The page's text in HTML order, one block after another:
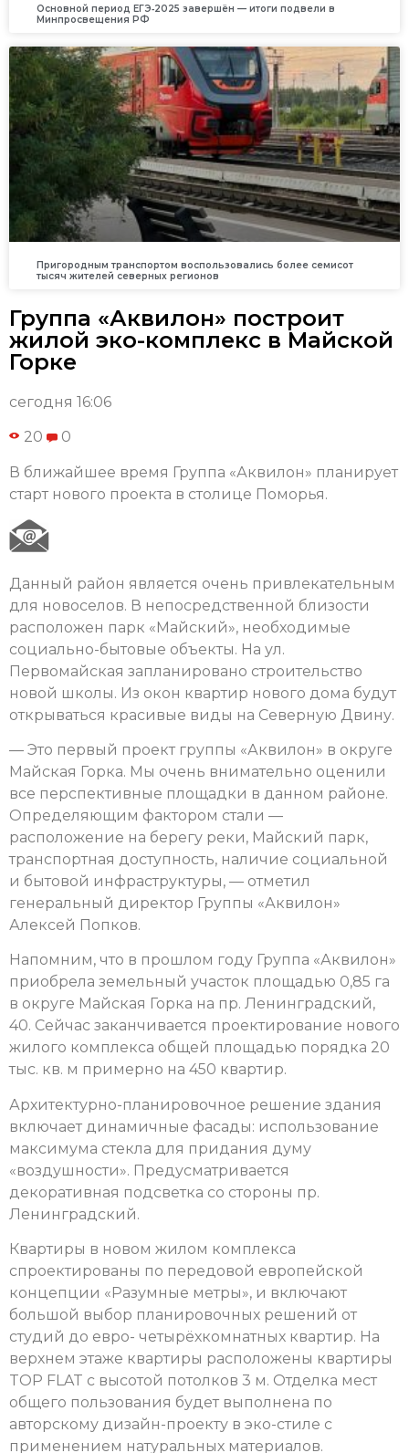
Основной период ЕГЭ‑2025 завершён — итоги подвели в
Минпросвещения РФ
Пригородным транспортом воспользовались более семисот
тысяч жителей северных регионов
Группа «Аквилон» построит
жилой эко-комплекс в Майской
Горке
сегодня 16:06
20 0
В ближайшее время Группа «Аквилон» планирует
старт нового проекта в столице Поморья.
Данный район является очень привлекательным
для новоселов. В непосредственной близости
расположен парк «Майский», необходимые
социально-бытовые объекты. На ул.
Первомайская запланировано строительство
новой школы. Из окон квартир нового дома будут
открываться красивые виды на Северную Двину.
— Это первый проект группы «Аквилон» в округе
Майская Горка. Мы очень внимательно оценили
все перспективные площадки в данном районе.
Определяющим фактором стали —
расположение на берегу реки, Майский парк,
транспортная доступность, наличие социальной
и бытовой инфраструктуры, — отметил
генеральный директор Группы «Аквилон»
Алексей Попков.
Напомним, что в прошлом году Группа «Аквилон»
приобрела земельный участок площадью 0,85 га
в округе Майская Горка на пр. Ленинградский,
40. Сейчас заканчивается проектирование нового
жилого комплекса общей площадью порядка 20
тыс. кв. м примерно на 450 квартир.
Архитектурно-планировочное решение здания
включает динамичные фасады: использование
максимума стекла для придания думу
«воздушности». Предусматривается
декоративная подсветка со стороны пр.
Ленинградский.
Квартиры в новом жилом комплекса
спроектированы по передовой европейской
концепции «Разумные метры», и включают
большой выбор планировочных решений от
студий до евро- четырёхкомнатных квартир. На
верхнем этаже квартиры расположены квартиры
TOP FLAT с высотой потолков 3 м. Отделка мест
общего пользования будет выполнена по
авторскому дизайн-проекту в эко-стиле с
применением натуральных материалов.